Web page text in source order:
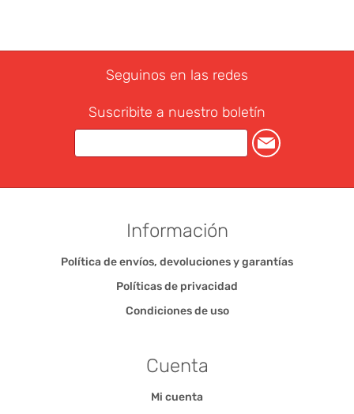
Seguinos en las redes
Suscribite a nuestro boletín
Información
Política de envíos, devoluciones y garantías
Políticas de privacidad
Condiciones de uso
Cuenta
Mi cuenta